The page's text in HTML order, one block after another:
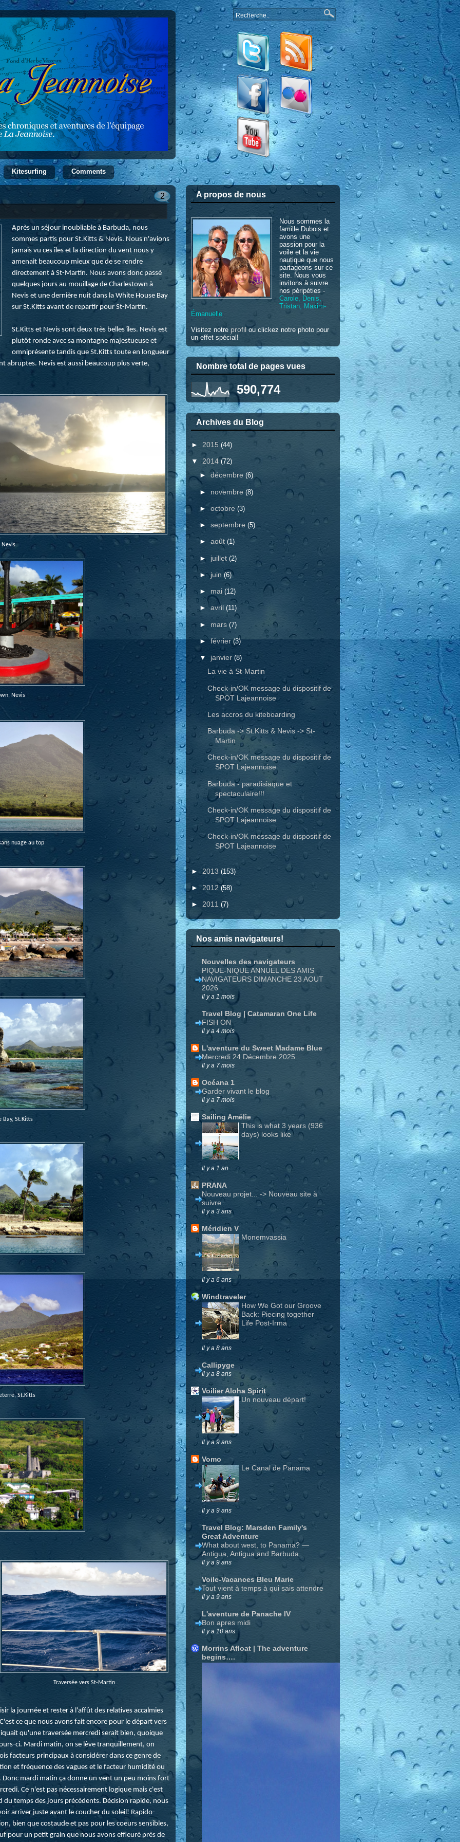
Kitesurfing Comments
2
Après un séjour inoubliable à Barbuda, nous
sommes partis pour St.Kitts & Nevis. Nous n'avions
jamais vu ces îles et la direction du vent nous y
amenait beaucoup mieux que de se rendre
directement à St-Martin. Nous avons donc passé
quelques jours au mouillage de Charlestown à
Nevis et une dernière nuit dans la White House Bay
sur St.Kitts avant de repartir pour St-Martin.
St.Kitts et Nevis sont deux très belles îles. Nevis est
plutôt ronde avec sa montagne majestueuse et
omniprésente tandis que St.Kitts toute en longueur
abruptes. Nevis est aussi beaucoup plus verte,
Nevis
nuage au top
Bay, St.Kitts
St.Kitts
Traversée vers St-Martin
la journée et rester à l'affût des relatives accalmies
ce que nous avons fait encore pour le départ vers
qu'une traversée mercredi serait bien, quoique
ci. Mardi matin, on se lève tranquillement, on
facteurs principaux à considérer dans ce genre de
et fréquence des vagues et le facteur humidité ou
mardi matin ça donne un vent un peu moins fort
Ce n'est pas nécessairement logique mais c'est
temps des jours précédents. Décision rapide, nous
arriver juste avant le coucher du soleil! Rapido-
bien que costaude et pas pour les coeurs sensibles,
pour un petit grain que nous avons effleuré près de
A propos de nous
Nous sommes la
famille Dubois et
avons une
passion pour la
voile et la vie
nautique que nous
partageons sur ce
site. Nous vous
invitons à suivre
nos péripéties -
Carole, Denis,
Tristan, Maxim-
Émanuelle
Visitez notre profilou clickez notre photo pour
un effet spécial!
Nombre total de pages vues
590,774
Archives du Blog
► 2015 (44)
▼ 2014 (72)
► décembre (6)
► novembre (8)
► octobre (3)
► septembre (5)
► août (1)
► juillet (2)
►juin (6)
► mai (12)
► avril (11)
► mars (7)
►février(3)
▼ janvier (8)
La vie à St-Martin
Check-in/OK message du dispositif de
SPOT Lajeannoise
Les accros du kiteboarding
Barbuda -> St.Kitts & Nevis -> St-
Martin
Check-in/OK message du dispositif de
SPOT Lajeannoise
Barbuda - paradisiaque et
spectaculaire!!!
Check-in/OK message du dispositif de
SPOT Lajeannoise
Check-in/OK message du dispositif de
SPOT Lajeannoise
► 2013 (153)
►2012(58)
► 2011 (7)
Nos amis navigateurs!
Nouvelles des navigateurs
PIQUE-NIQUE ANNUEL DES AMIS
NAVIGATEURS DIMANCHE 23 AOUT
2026
Il y a 1 mois
Travel Blog | Catamaran One Life
FISH ON
Il y a 4 mois
L'aventure du Sweet Madame Blue
Mercredi 24 Décembre 2025.
Il y a 7 mois
Océana 1
Garder vivant le blog
Il y a 7 mois
Sailing Amélie
This is what 3 years (936
days) looks like
Il y a 1 an
PRANA
Nouveau projet... -> Nouveau site à
suivre
Il y a 3 ans
Méridien V
Monemvassia
Il y a 6 ans
Windtraveler
How We Got our Groove
Back: Piecing together
Life Post-Irma
Il y a 8 ans
Callipyge
Il y a 8 ans
Voilier Aloha Spirit
Un nouveau départ!
Il y a 9 ans
Vomo
Le Canal de Panama
Il y a 9 ans
Travel Blog: Marsden Family's
Great Adventure
What about west, to Panama? —
Antigua, Antigua and Barbuda
Il y a 9 ans
Voile-Vacances Bleu Marie
Tout vient à temps à qui sais attendre
Il y a 9 ans
L'aventure de Panache IV
Bon apres midi
Il y a 10 ans
Morrins Afloat | The adventure
begins….